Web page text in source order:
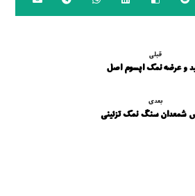
قبلی
و عرضه نمک اپسوم اصل
بعدی
شمعدان سنگ نمک تزئینی